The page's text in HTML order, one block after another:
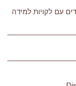
עם לקויות למידה